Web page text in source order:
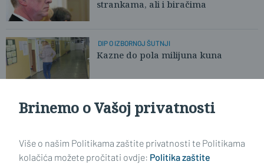
strankama, ali i biračima
DIP O IZBORNOJ ŠUTNJI
Kazne do pola milijuna kuna
LOKALNI IZBORI
Dežurstvo Gradskog izbornog
Brinemo o Vašoj privatnosti
Više o našim Politikama zaštite privatnosti te Politikama
kolačića možete pročitati ovdje: Politika zaštite